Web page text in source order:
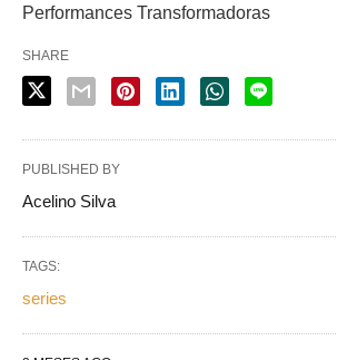
Performances Transformadoras
SHARE
PUBLISHED BY
Acelino Silva
TAGS:
series